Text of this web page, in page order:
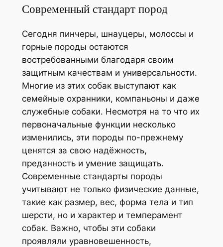
Современный стандарт пород
Сегодня пинчеры, шнауцеры, молоссы и
горные породы остаются
востребованными благодаря своим
защитным качествам и универсальности.
Многие из этих собак выступают как
семейные охранники, компаньоны и даже
служебные собаки. Несмотря на то что их
первоначальные функции несколько
изменились, эти породы по-прежнему
ценятся за свою надёжность,
преданность и умение защищать.
Современные стандарты породы
учитывают не только физические данные,
такие как размер, вес, форма тела и тип
шерсти, но и характер и темперамент
собак. Важно, чтобы эти собаки
проявляли уравновешенность,